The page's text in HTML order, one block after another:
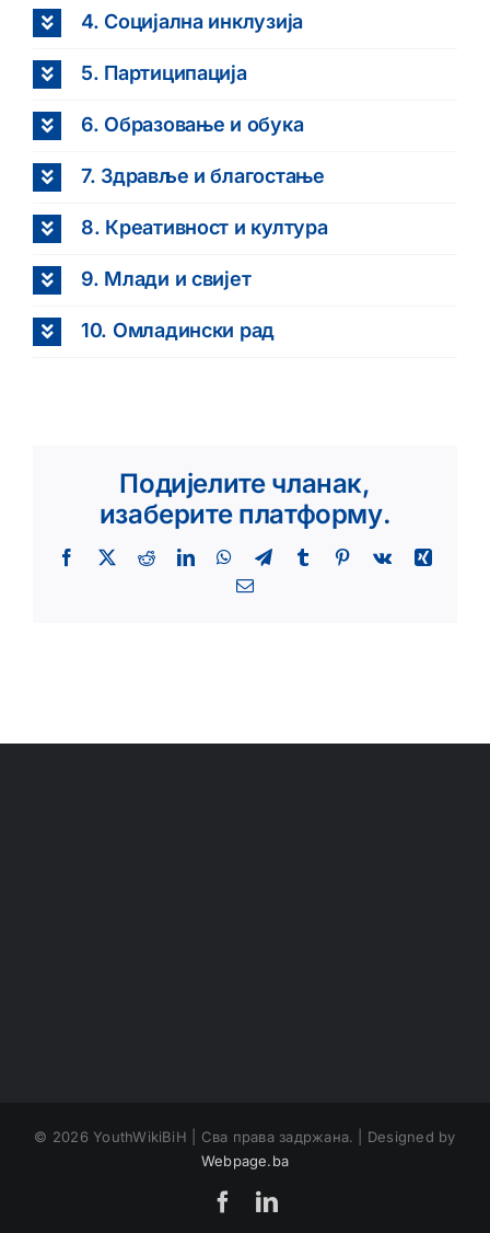
4. Социјална инклузија
5. Партиципација
6. Образовање и обука
7. Здравље и благостање
8. Креативност и култура
9. Млади и свијет
10. Омладински рад
Подијелите чланак,
изаберите платформу.
Facebook
X RedditLinkedInWhatsApp
TelegramTumblr Pinterest
Vk
Xing
Email
© 2026 YouthWikiBiH | Сва права задржана. | Designed by
Webpage.ba
FacebookLinkedIn